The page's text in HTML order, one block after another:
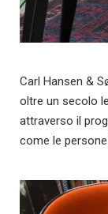
Carl Hansen &
oltre un secolo
attraverso il
come le